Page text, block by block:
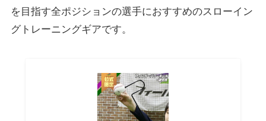
を目指す全ポジションの選手におすすめのスローイン
グトレーニングギアです。